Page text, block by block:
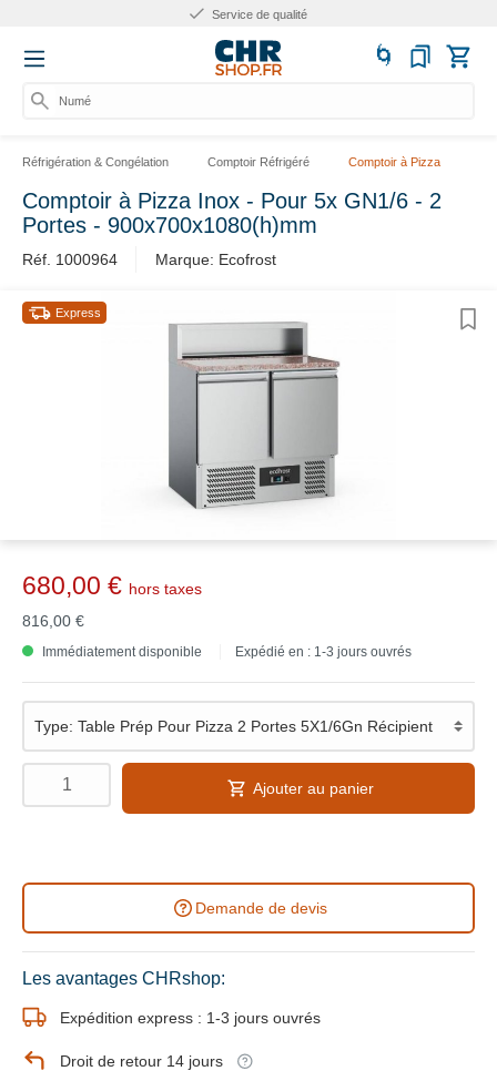
Service de qualité
Numéro
Réfrigération & Congélation Comptoir Réfrigéré Comptoir à Pizza
Comptoir à Pizza Inox - Pour 5x GN1/6 - 2
Portes - 900x700x1080(h)mm
Réf. 1000964 Marque: Ecofrost
Express
680,00 € hors taxes
816,00 €
Immédiatement disponible Expédié en : 1-3 jours ouvrés
Ajouter au panier
Demande de devis
Les avantages CHRshop:
Expédition express : 1-3 jours ouvrés
Droit de retour 14 jours